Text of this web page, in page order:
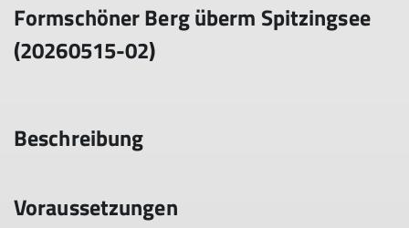
Formschöner Berg überm Spitzingsee
(20260515-02)
Beschreibung
Voraussetzungen